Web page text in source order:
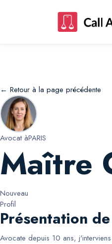
← Retour à la page précédente
Avocat àPARIS
Maître
Nouveau
Profil
Présentation
Avocate depuis 10 ans,